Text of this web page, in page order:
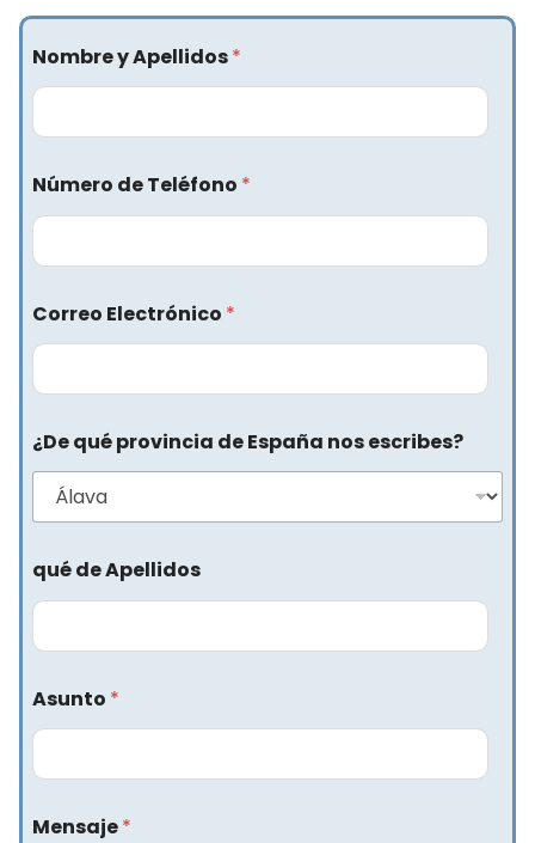
Nombre y Apellidos*
Número de Teléfono *
Correo Electrónico *
¿De qué provincia de España nos escribes?
qué de Apellidos
Asunto *
Mensaje*